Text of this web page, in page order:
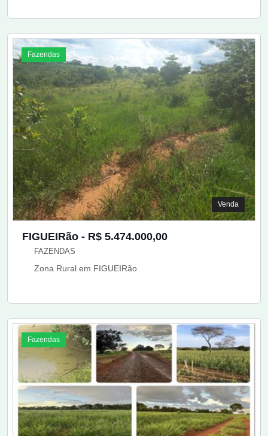
Fazendas
Venda
FIGUEIRão - R$ 5.474.000,00
FAZENDAS
Zona Rural em FIGUEIRão
Fazendas